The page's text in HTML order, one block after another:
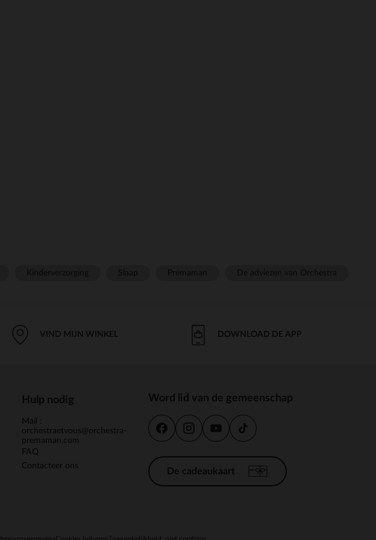
VIND MIJN WINKEL DOWNLOAD DE APP
Hulp nodig
Mail :
orchestraetvous@orchestra-
premaman.com
FAQ
Contacteer ons
Word lid van de gemeenschap
De cadeaukaart